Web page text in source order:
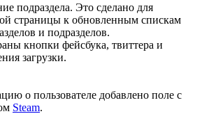
подраздела. Это сделано для
страницы к обновленным спискам
и подразделов.
кнопки фейсбука, твиттера и
загрузки.
о пользователе добавлено поле с
Steam.